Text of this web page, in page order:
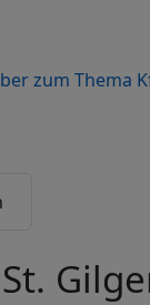
zum Thema
St.